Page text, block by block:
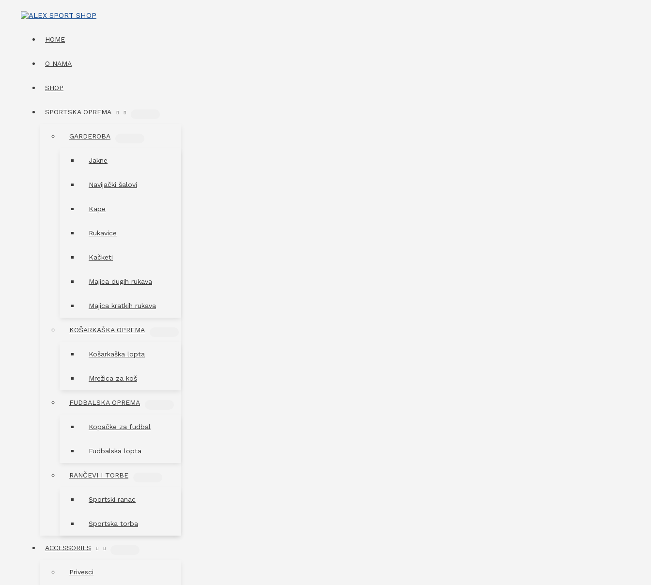
HOME
O NAMA
SHOP
SPORTSKA OPREMA
GARDEROBA
Jakne
Navijački šalovi
Kape
Rukavice
Kačketi
Majica dugih rukava
Majica kratkih rukava
KOŠARKAŠKA OPREMA
Košarkaška lopta
Mrežica za koš
FUDBALSKA OPREMA
Kopačke za fudbal
Fudbalska lopta
RANČEVI I TORBE
Sportski ranac
Sportska torba
ACCESSORIES
Privesci